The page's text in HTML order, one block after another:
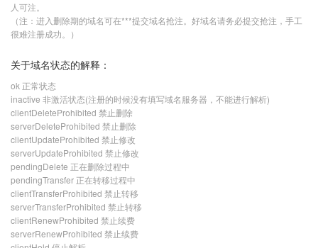
人可注。
（注：进入删除期的域名可在***提交域名抢注。好域名请务必提交抢注，手工
很难注册成功。）
关于域名状态的解释：
ok 正常状态
inactive 非激活状态(注册的时候没有填写域名服务器，不能进行解析)
clientDeleteProhibited 禁止删除
serverDeleteProhibited 禁止删除
clientUpdateProhibited 禁止修改
serverUpdateProhibited 禁止修改
pendingDelete 正在删除过程中
pendingTransfer 正在转移过程中
clientTransferProhibited 禁止转移
serverTransferProhibited 禁止转移
clientRenewProhibited 禁止续费
serverRenewProhibited 禁止续费